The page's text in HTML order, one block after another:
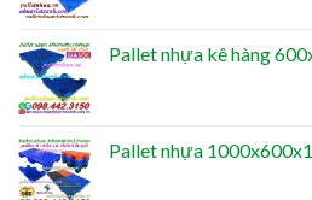
Pallet nhựa kê hàng
Pallet nhựa